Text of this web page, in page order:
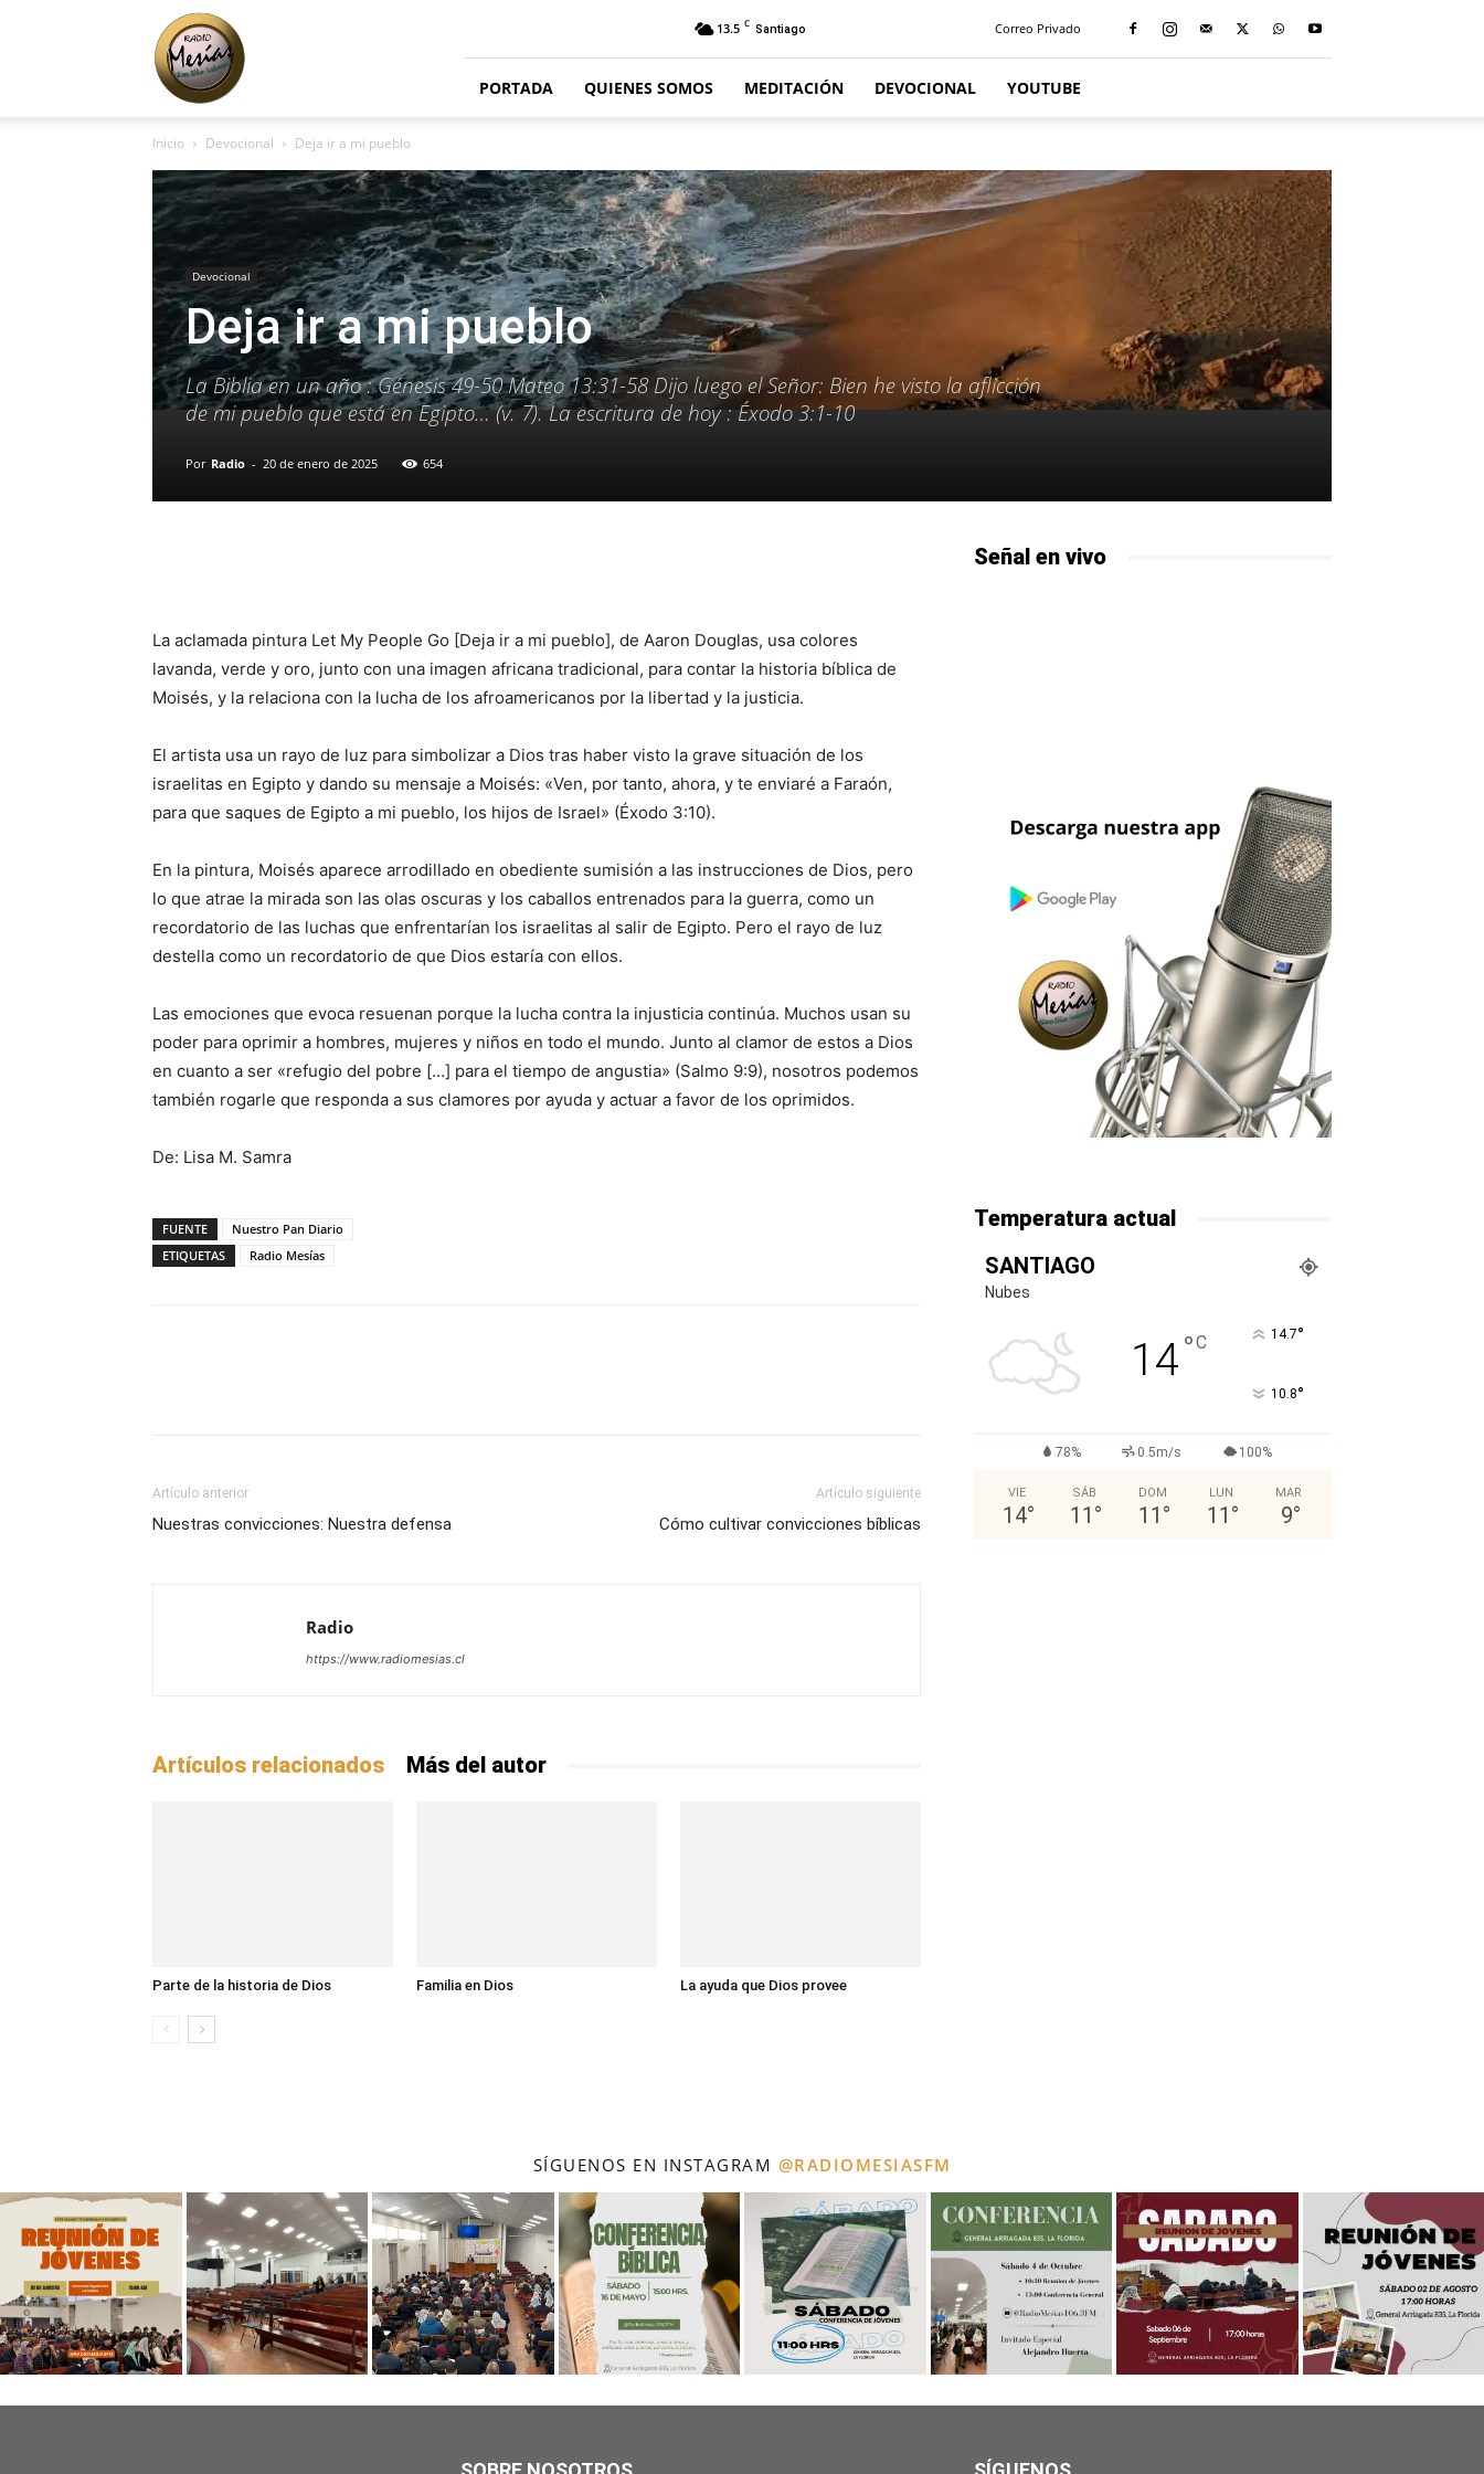
Radio
Mesías
13.5 C Santiago Correo Privado
PORTADA QUIENES SOMOS MEDITACIÓN DEVOCIONAL YOUTUBE
Inicio Devocional Deja ir a mi pueblo
Devocional
Deja ir a mi pueblo
La Biblia en un año : Génesis 49-50 Mateo 13:31-58 Dijo luego el Señor: Bien he visto la aflicción
de mi pueblo que está en Egipto… (v. 7). La escritura de hoy : Éxodo 3:1-10
Por Radio - 20 de enero de 2025 654
La aclamada pintura Let My People Go [Deja ir a mi pueblo], de Aaron Douglas, usa colores
lavanda, verde y oro, junto con una imagen africana tradicional, para contar la historia bíblica de
Moisés, y la relaciona con la lucha de los afroamericanos por la libertad y la justicia.
El artista usa un rayo de luz para simbolizar a Dios tras haber visto la grave situación de los
israelitas en Egipto y dando su mensaje a Moisés: «Ven, por tanto, ahora, y te enviaré a Faraón,
para que saques de Egipto a mi pueblo, los hijos de Israel» (Éxodo 3:10).
En la pintura, Moisés aparece arrodillado en obediente sumisión a las instrucciones de Dios, pero
lo que atrae la mirada son las olas oscuras y los caballos entrenados para la guerra, como un
recordatorio de las luchas que enfrentarían los israelitas al salir de Egipto. Pero el rayo de luz
destella como un recordatorio de que Dios estaría con ellos.
Las emociones que evoca resuenan porque la lucha contra la injusticia continúa. Muchos usan su
poder para oprimir a hombres, mujeres y niños en todo el mundo. Junto al clamor de estos a Dios
en cuanto a ser «refugio del pobre […] para el tiempo de angustia» (Salmo 9:9), nosotros podemos
también rogarle que responda a sus clamores por ayuda y actuar a favor de los oprimidos.
De: Lisa M. Samra
FUENTE
Nuestro Pan Diario
ETIQUETAS
Radio Mesías
Artículo anterior
Nuestras convicciones: Nuestra defensa
Artículo siguiente
Cómo cultivar convicciones bíblicas
Radio
https://www.radiomesias.cl
Artículos relacionados Más del autor
Parte de la historia de Dios Familia en Dios La ayuda que Dios provee
Señal en vivo
Temperatura actual
SANTIAGO
Nubes
14°C 14.7°
10.8°
78% 0.5m/s 100%
VIE
14°
SÁB
11 °
DOM
11 °
LUN
11 °
MAR
9°
SÍGUENOS EN INSTAGRAM @RADIOMESIASFM